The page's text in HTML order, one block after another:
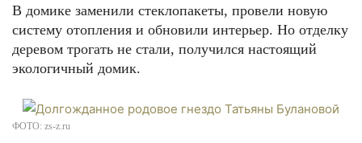
В домике заменили стеклопакеты, провели новую
систему отопления и обновили интерьер. Но отделку
деревом трогать не стали, получился настоящий
экологичный домик.
ФОТО: zs-z.ru